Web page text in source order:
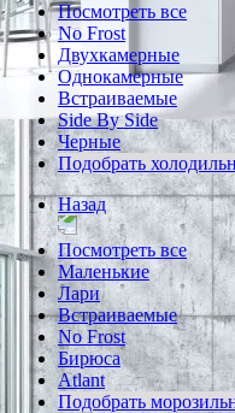
Посмотреть все
No Frost
Двухкамерные
Однокамерные
Встраиваемые
Side By Side
Черные
Подобрать
Назад
Посмотреть все
Маленькие
Лари
Встраиваемые
No Frost
Бирюса
Atlant
Подобрать